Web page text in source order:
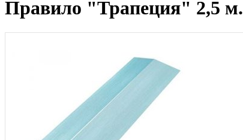
Правило "Трапеция" 2,5 м.